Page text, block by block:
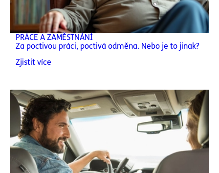
PRÁCE A ZAMĚSTNÁNÍ
Za poctivou práci, poctivá odměna. Nebo je to jinak?
Zjistit více